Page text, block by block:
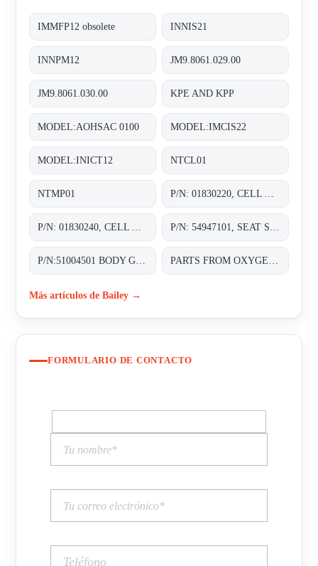
IMMFP12 obsolete INNIS21
INNPM12 JM9.8061.029.00
JM9.8061.030.00 KPE AND KPP
MODEL:AOHSAC 0100 MODEL:IMCIS22
MODEL:INICT12 NTCL01
NTMP01
Más artículos de Bailey →
FORMULARIO DE CONTACTO